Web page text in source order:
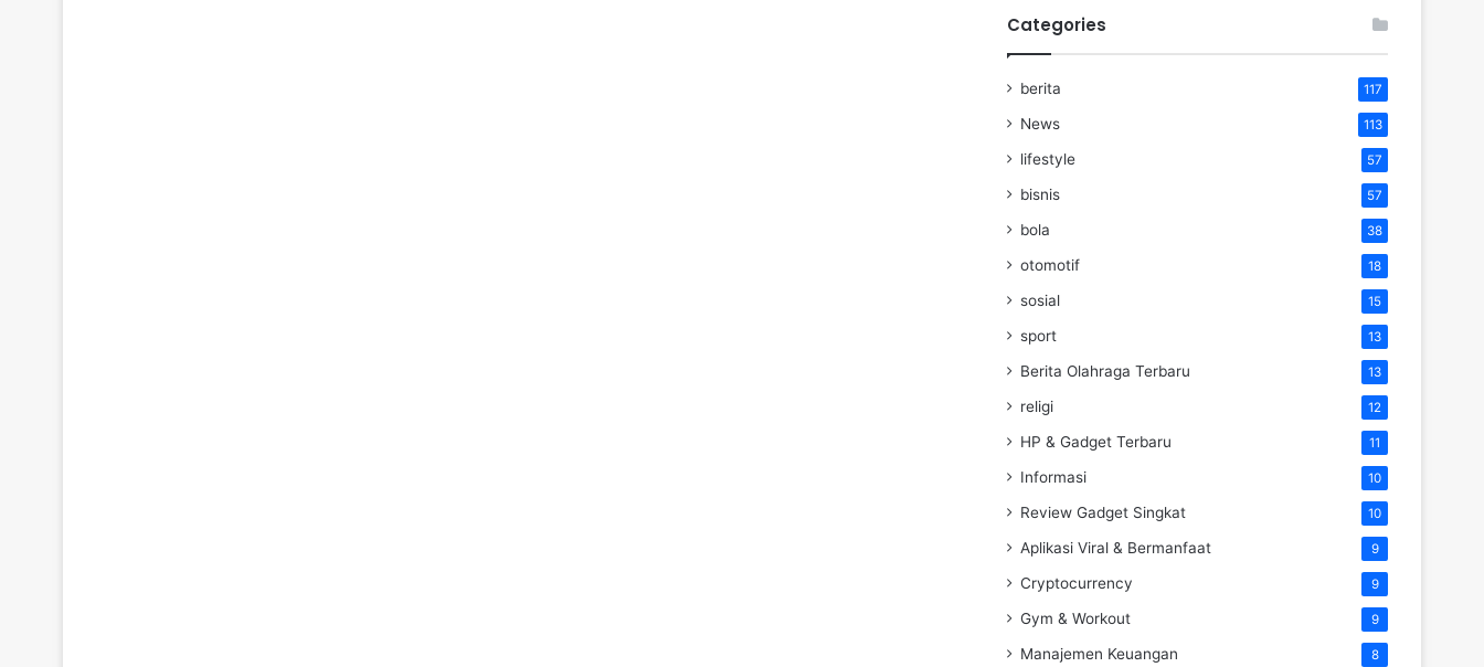
Categories
berita 117
News 113
lifestyle 57
bisnis 57
bola 38
otomotif 18
sosial 15
sport 13
Berita Olahraga Terbaru 13
religi 12
HP & Gadget Terbaru 11
Informasi 10
Review Gadget Singkat 10
Aplikasi Viral & Bermanfaat 9
Cryptocurrency 9
Gym & Workout 9
Manajemen Keuangan 8